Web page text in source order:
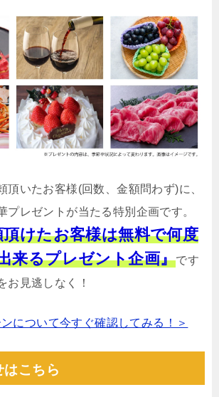
頂いたお客様(回数、金額問わず)に、
プレゼントが当たる特別企画です。
けたお客様は無料で何度
来るプレゼント企画』です
お見逃しなく！
について今すぐ確認してみる！＞
はこちら